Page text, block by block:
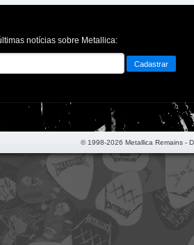
notícias sobre Metallica:
© 1998-2026 Metallica Remains -